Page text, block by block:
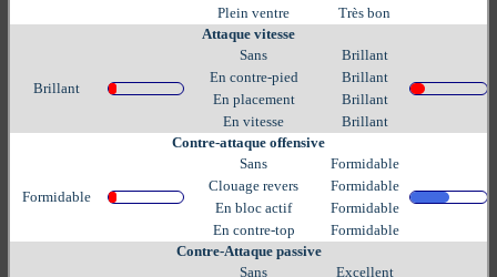
Plein ventre
Très bon
Attaque vitesse
Brillant
Sans
Brillant
En contre-pied
Brillant
En placement
Brillant
En vitesse
Brillant
Contre-attaque offensive
Formidable
Sans
Formidable
Clouage revers
Formidable
En bloc actif
Formidable
En contre-top
Formidable
Contre-Attaque passive
Sans
Excellent